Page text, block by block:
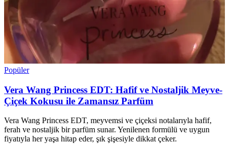
Popüler
Vera Wang Princess EDT: Hafif ve Nostaljik Meyve-
Çiçek Kokusu ile Zamansız Parfüm
Vera Wang Princess EDT, meyvemsi ve çiçeksi notalarıyla hafif,
ferah ve nostaljik bir parfüm sunar. Yenilenen formülü ve uygun
fiyatıyla her yaşa hitap eder, şık şişesiyle dikkat çeker.